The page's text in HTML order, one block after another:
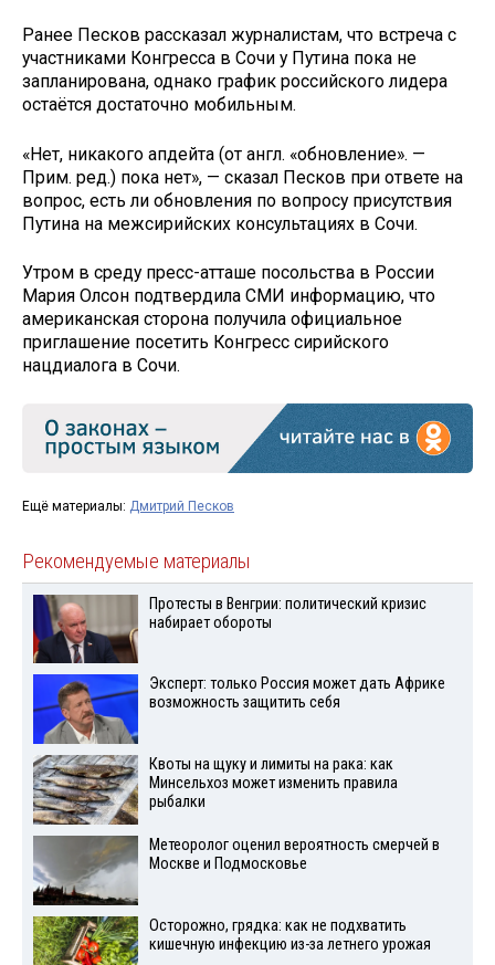
Ранее Песков рассказал журналистам, что встреча с
участниками Конгресса в Сочи у Путина пока не
запланирована, однако график российского лидера
остаётся достаточно мобильным.
«Нет, никакого апдейта (от англ. «обновление». —
Прим. ред.) пока нет», — сказал Песков при ответе на
вопрос, есть ли обновления по вопросу присутствия
Путина на межсирийских консультациях в Сочи.
Утром в среду пресс-атташе посольства в России
Мария Олсон подтвердила СМИ информацию, что
американская сторона получила официальное
приглашение посетить Конгресс сирийского
нацдиалога в Сочи.
Ещё материалы: Дмитрий Песков
Рекомендуемые материалы
Протесты в Венгрии: политический кризис
набирает обороты
Эксперт: только Россия может дать Африке
возможность защитить себя
Квоты на щуку и лимиты на рака: как
Минсельхоз может изменить правила
рыбалки
Метеоролог оценил вероятность смерчей в
Москве и Подмосковье
Осторожно, грядка: как не подхватить
кишечную инфекцию из-за летнего урожая